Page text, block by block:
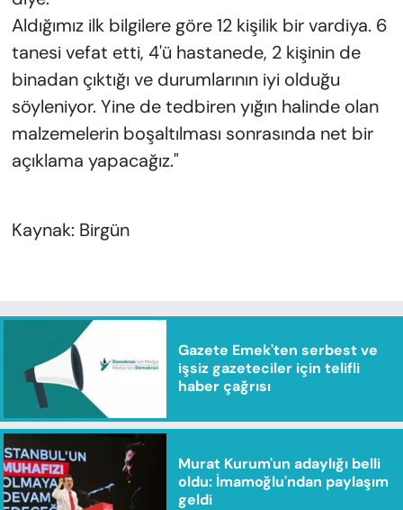
Aldığımız ilk bilgilere göre 12 kişilik bir vardiya. 6
tanesi vefat etti, 4'ü hastanede, 2 kişinin de
binadan çıktığı ve durumlarının iyi olduğu
söyleniyor. Yine de tedbiren yığın halinde olan
malzemelerin boşaltılması sonrasında net bir
açıklama yapacağız."
Kaynak: Birgün
Gazete Emek'ten serbest ve
işsiz gazeteciler için telifli
haber çağrısı
Murat Kurum'un adaylığı belli
oldu: İmamoğlu'ndan paylaşım
geldi